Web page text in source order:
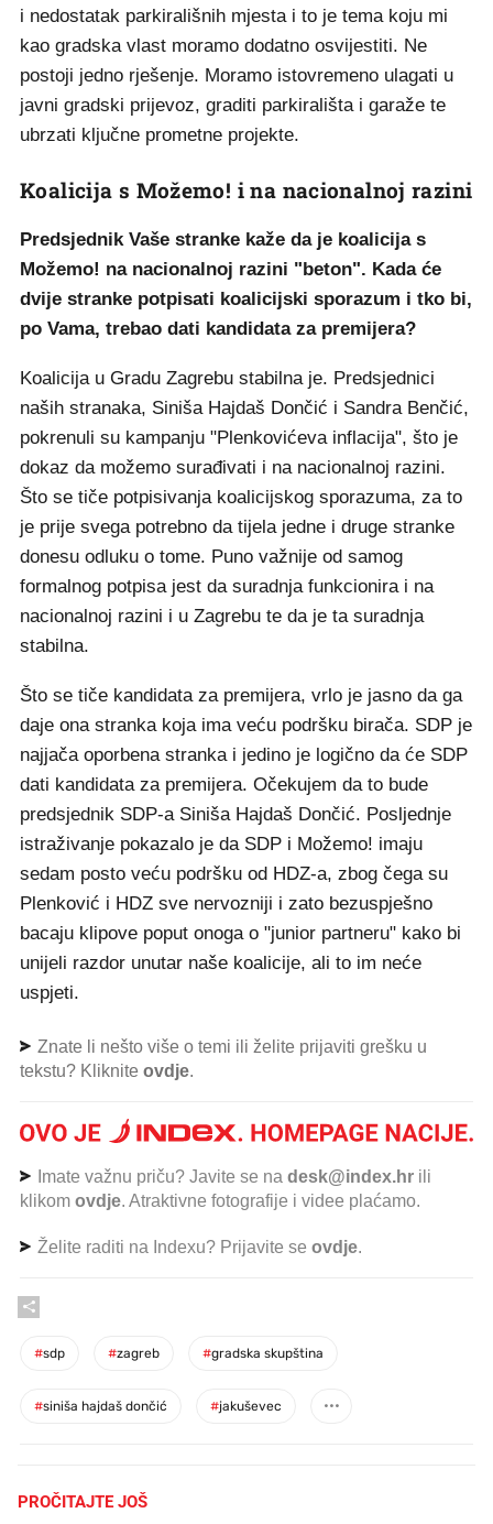
i nedostatak parkirališnih mjesta i to je tema koju mi
kao gradska vlast moramo dodatno osvijestiti. Ne
postoji jedno rješenje. Moramo istovremeno ulagati u
javni gradski prijevoz, graditi parkirališta i garaže te
ubrzati ključne prometne projekte.
Koalicija s Možemo! i na nacionalnoj razini
Predsjednik Vaše stranke kaže da je koalicija s
Možemo! na nacionalnoj razini "beton". Kada će
dvije stranke potpisati koalicijski sporazum i tko bi,
po Vama, trebao dati kandidata za premijera?
Koalicija u Gradu Zagrebu stabilna je. Predsjednici
naših stranaka, Siniša Hajdaš Dončić i Sandra Benčić,
pokrenuli su kampanju "Plenkovićeva inflacija", što je
dokaz da možemo surađivati i na nacionalnoj razini.
Što se tiče potpisivanja koalicijskog sporazuma, za to
je prije svega potrebno da tijela jedne i druge stranke
donesu odluku o tome. Puno važnije od samog
formalnog potpisa jest da suradnja funkcionira i na
nacionalnoj razini i u Zagrebu te da je ta suradnja
stabilna.
Što se tiče kandidata za premijera, vrlo je jasno da ga
daje ona stranka koja ima veću podršku birača. SDP je
najjača oporbena stranka i jedino je logično da će SDP
dati kandidata za premijera. Očekujem da to bude
predsjednik SDP-a Siniša Hajdaš Dončić. Posljednje
istraživanje pokazalo je da SDP i Možemo! imaju
sedam posto veću podršku od HDZ-a, zbog čega su
Plenković i HDZ sve nervozniji i zato bezuspješno
bacaju klipove poput onoga o "junior partneru" kako bi
unijeli razdor unutar naše koalicije, ali to im neće
uspjeti.
Znate li nešto više o temi ili želite prijaviti grešku u
tekstu? Kliknite ovdje.
Imate važnu priču? Javite se na desk@index.hr ili
klikom ovdje. Atraktivne fotografije i videe plaćamo.
Želite raditi na Indexu? Prijavite se ovdje.
#sdp #zagreb #gradska skupština
#siniša hajdaš dončić #jakuševec
PROČITAJTE JOŠ